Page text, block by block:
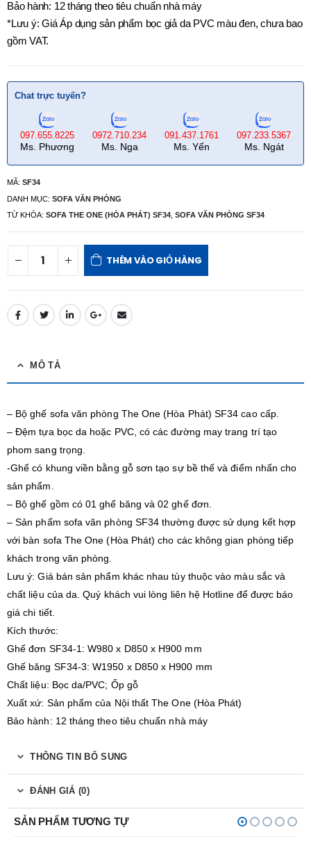
Bảo hành: 12 tháng theo tiêu chuẩn nhà máy
*Lưu ý: Giá Áp dụng sản phẩm bọc giả da PVC màu đen, chưa bao
gồm VAT.
Chat trực tuyến?
097.655.8225
Ms. Phương
0972.710.234
Ms. Nga
091.437.1761
Ms. Yến
097.233.5367
Ms. Ngát
MÃ: SF34
DANH MỤC: SOFA VĂN PHÒNG
TỪ KHÓA: SOFA THE ONE (HÒA PHÁT) SF34 SOFA VĂN PHÒNG SF34
THÊM VÀO GIỎ HÀNG
MÔ TẢ
– Bộ ghế sofa văn phòng The One (Hòa Phát) SF34 cao cấp.
– Đệm tựa bọc da hoặc PVC, có các đường may trang trí tạo
phom sang trọng.
-Ghế có khung viền bằng gỗ sơn tạo sự bề thế và điểm nhấn cho
sản phẩm.
– Bộ ghế gồm có 01 ghế băng và 02 ghế đơn.
– Sản phẩm sofa văn phòng SF34 thường được sử dụng kết hợp
với bàn sofa The One (Hòa Phát) cho các không gian phòng tiếp
khách trong văn phòng.
Lưu ý: Giá bán sản phẩm khác nhau tùy thuộc vào màu sắc và
chất liệu của da. Quý khách vui lòng liên hệ Hotline để được báo
giá chi tiết.
Kích thước:
Ghế đơn SF34-1: W980 x D850 x H900 mm
Ghế băng SF34-3: W1950 x D850 x H900 mm
Chất liệu: Bọc da/PVC; Ốp gỗ
Xuất xứ: Sản phẩm của Nội thất The One (Hòa Phát)
Bảo hành: 12 tháng theo tiêu chuẩn nhà máy
THÔNG TIN BỔ SUNG
ĐÁNH GIÁ (0)
SẢN PHẨM TƯƠNG TỰ